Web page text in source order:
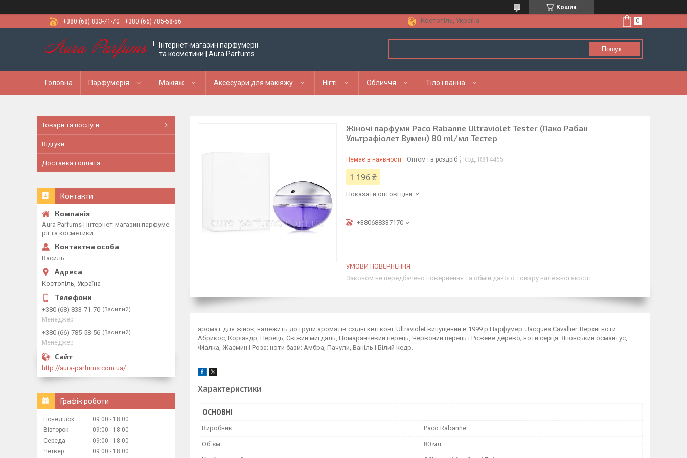
Кошик
+380 (68) 833-71-70
+380 (66) 785-58-56 Костопіль, Україна
Інтернет-магазин парфумерії
та косметики | Aura Parfums
Пошук...
Головна Парфумерія Макіяж Аксесуари для макіяжу Нігті Обличчя Тіло і ванна
Жіночі парфуми Paco Rabanne Ultraviolet Tester (Пако Рабан
Ультрафіолет Вумен) 80 ml/мл Тестер
Немає в наявності Оптом і в роздріб Код: R814465
1 196 ₴
Показати оптові ціни
+380688337170
Законом не передбачено повернення та обмін даного товару належної якості
аромат для жінок, належить до групи ароматів східні квіткові. Ultraviolet випущений в 1999 р Парфумер: Jacques Cavallier. Верхні ноти:
Абрикос, Коріандр, Перець, Свіжий мигдаль, Помаранчевий перець, Червоний перець і Рожеве дерево; ноти серця: Японський османтус,
Фіалка, Жасмин і Роза; ноти бази: Амбра, Пачули, Ваніль і Білий кедр.
Характеристики
ОСНОВНІ
Виробник Paco Rabanne
Об`єм 80 мл
Товари та послуги
Відгуки
Доставка і оплата
Контакти
Aura Parfums | Інтернет-магазин парфуме
рії та косметики
Василь
Костопіль, Україна
+380 (68) 833-71-70 Василий
Менеджер
+380 (66) 785-58-56 Василий
Менеджер
http://aura-parfums.com.ua/
Графік роботи
Понеділок 09:00
18:00
Вівторок
09:00
18:00
Середа
09:00
18:00
Четвер
09:00 18:00